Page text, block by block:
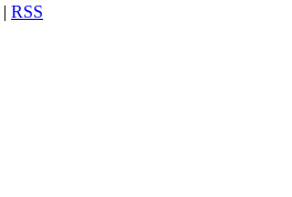
| RSS